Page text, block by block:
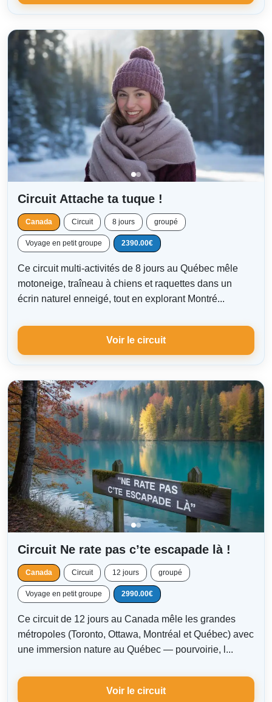
Circuit Attache ta tuque !
Canada Circuit 8 jours groupé
Voyage en petit groupe 2390.00€
Ce circuit multi-activités de 8 jours au Québec mêle
motoneige, traîneau à chiens et raquettes dans un
écrin naturel enneigé, tout en explorant Montré...
Voir le circuit
Circuit Ne rate pas c’te escapade là !
Canada Circuit 12 jours groupé
Voyage en petit groupe 2990.00€
Ce circuit de 12 jours au Canada mêle les grandes
métropoles (Toronto, Ottawa, Montréal et Québec) avec
une immersion nature au Québec — pourvoirie, l...
Voir le circuit